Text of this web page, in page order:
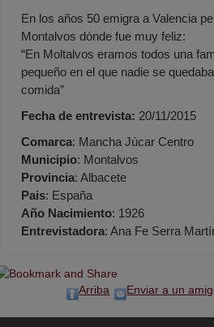
En los años 50 emigra a Valencia
Montalvos dónde fue muy feliz:
“En Moltalvos eramos todos una
pequeño en el que nadie se
comida”
Fecha de entrevista: 20/11/2015
Comarca: Mancha Júcar Centro
Municipio: Montalvos
Provincia: Albacete
Pais: España
Año Nacimiento: 1926
Entrevistadora: Ana Fe Serra
Arriba Enviar a un